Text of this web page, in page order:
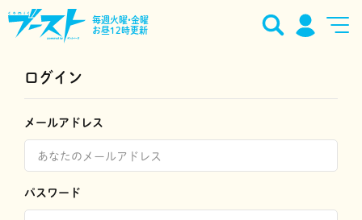
毎週火曜•金曜
お昼12時更新
ログイン
メールアドレス
パスワード